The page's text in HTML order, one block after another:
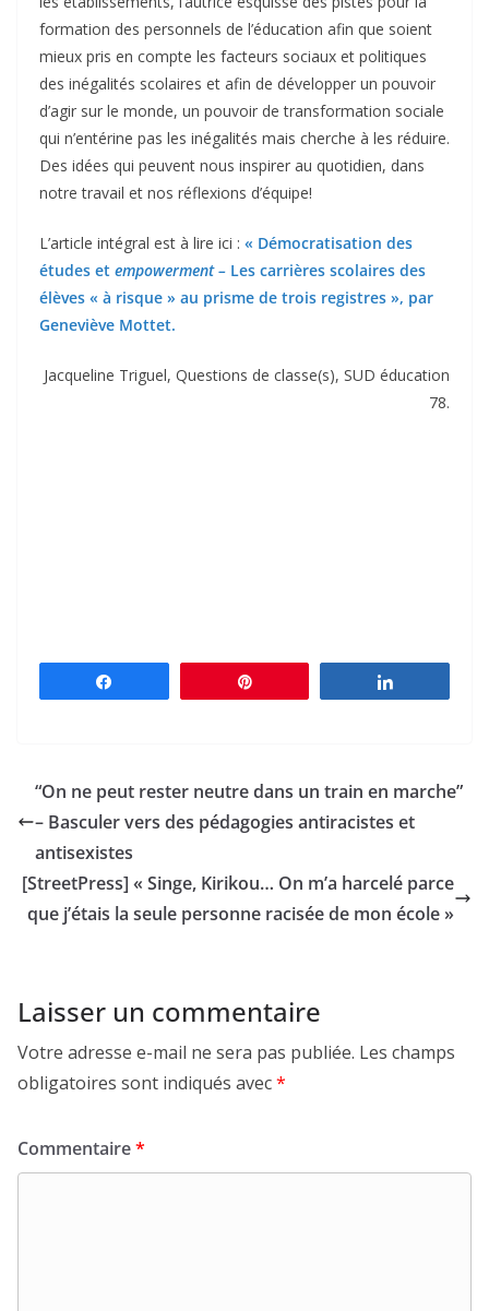
formation des personnels de l’éducation afin que soient
mieux pris en compte les facteurs sociaux et politiques
des inégalités scolaires et afin de développer un pouvoir
d’agir sur le monde, un pouvoir de transformation sociale
qui n’entérine pas les inégalités mais cherche à les réduire.
Des idées qui peuvent nous inspirer au quotidien, dans
notre travail et nos réflexions d’équipe!
L’article intégral est à lire ici : « Démocratisation des
études et empowerment – Les carrières scolaires des
élèves « à risque » au prisme de trois registres », par
Geneviève Mottet.
Jacqueline Triguel, Questions de classe(s), SUD éducation
78.
“On ne peut rester neutre dans un train en marche”
– Basculer vers des pédagogies antiracistes et
antisexistes
[StreetPress] « Singe, Kirikou… On m’a harcelé parce
que j’étais la seule personne racisée de mon école »
Laisser un commentaire
Votre adresse e-mail ne sera pas publiée. Les champs
obligatoires sont indiqués avec*
Commentaire*